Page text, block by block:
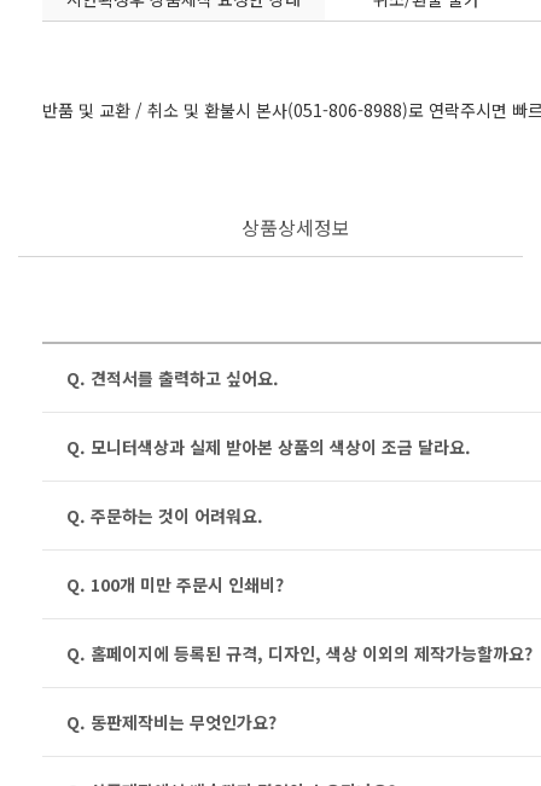
반품 및 교환 / 취소 및 환불시 본사(051-806-8988)로 연락주시면 빠
상품상세정보
Q. 견적서를 출력하고 싶어요.
Q. 모니터색상과 실제 받아본 상품의 색상이 조금 달라요.
Q. 주문하는 것이 어려워요.
Q. 100개 미만 주문시 인쇄비?
Q. 홈페이지에 등록된 규격, 디자인, 색상 이외의 제작가능할까요?
Q. 동판제작비는 무엇인가요?